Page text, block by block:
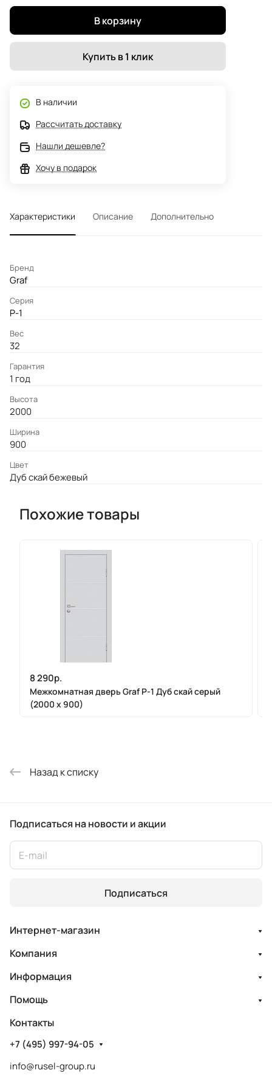
В корзину
Купить в 1 клик
В наличии
Рассчитать доставку
Нашли дешевле?
Хочу в подарок
Характеристики Описание Дополнительно
Бренд
Graf
Серия
P-1
Вес
32
Гарантия
1 год
Высота
2000
Ширина
900
Цвет
Дуб скай бежевый
Похожие товары
8 290р.
Межкомнатная дверь Graf P-1 Дуб скай серый
(2000 х 900)
Назад к списку
Подписаться на новости и акции
Подписаться
Интернет-магазин
Компания
Информация
Помощь
Контакты
+7 (495) 997-94-05
info@rusel-group.ru